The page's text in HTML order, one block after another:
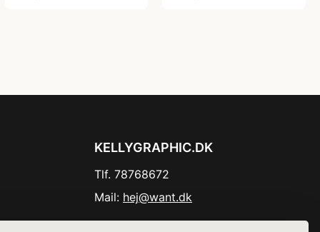
KELLYGRAPHIC.DK
Tlf. 78768672
Mail: hej@want.dk